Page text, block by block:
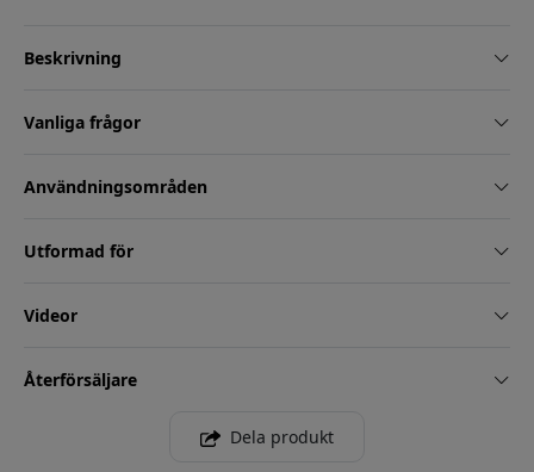
Beskrivning
Vanliga frågor
Användningsområden
Utformad för
Videor
Återförsäljare
Dela produkt